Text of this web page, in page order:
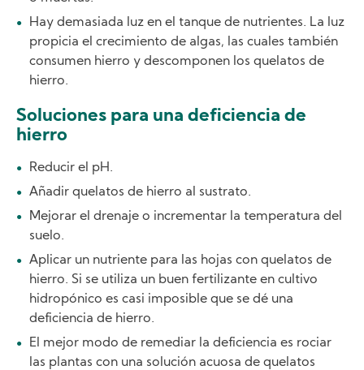
Hay demasiada luz en el tanque de nutrientes. La luz
propicia el crecimiento de algas, las cuales también
consumen hierro y descomponen los quelatos de
hierro.
Soluciones para una deficiencia de
hierro
Reducir el pH.
Añadir quelatos de hierro al sustrato.
Mejorar el drenaje o incrementar la temperatura del
suelo.
Aplicar un nutriente para las hojas con quelatos de
hierro. Si se utiliza un buen fertilizante en cultivo
hidropónico es casi imposible que se dé una
deficiencia de hierro.
El mejor modo de remediar la deficiencia es rociar
las plantas con una solución acuosa de quelatos